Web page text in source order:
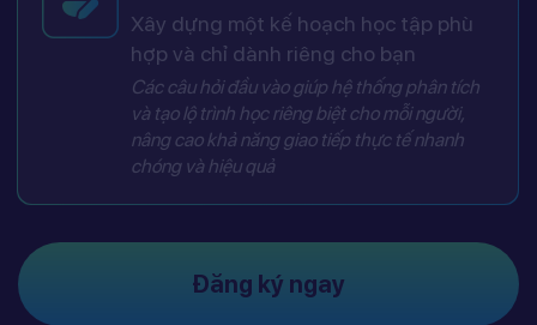
Xây dựng một kế hoạch học tập phù
hợp và chỉ dành riêng cho bạn
Các câu hỏi đầu vào giúp hệ thống phân tích
và tạo lộ trình học riêng biệt cho mỗi người,
nâng cao khả năng giao tiếp thực tế nhanh
chóng và hiệu quả
Đăng ký ngay